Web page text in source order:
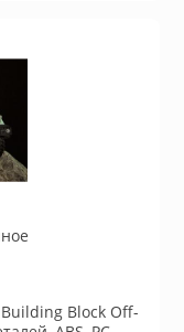
Building Block Off-